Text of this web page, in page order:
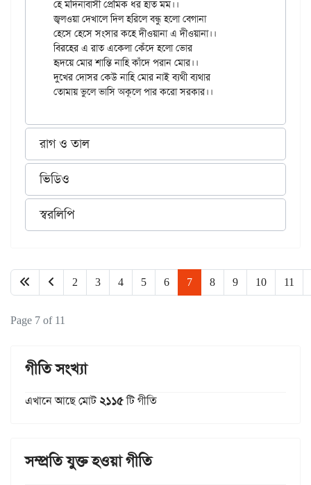
হে মদিনাবাসী প্রেমিক ধর হাত মম।।
জ্বলওয়া দেখালে দিল হরিলে বন্ধু হলো বেগানা
হেসে হেসে সংসার কহে দীওয়ানা এ দীওয়ানা।।
বিরহের এ রাত একেলা কেঁদে হলো ভোর
হৃদয়ে মোর শান্তি নাহি কাঁদে পরান মোর।।
দুখের দোসর কেউ নাহি মোর নাই ব্যথী ব্যথার
রাগ ও তাল
ভিডিও
স্বরলিপি
2 3 4 5 6 7 8 9 10 11
Page 7 of 11
গীতি সংখ্যা
এখানে আছে মোট২১১৫টি গীতি
সম্প্রতি যুক্ত হওয়া গীতি